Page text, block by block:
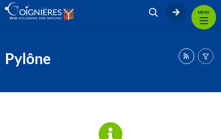
MENU
Pylône